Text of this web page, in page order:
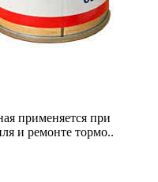
применяется при
и ремонте тормо..